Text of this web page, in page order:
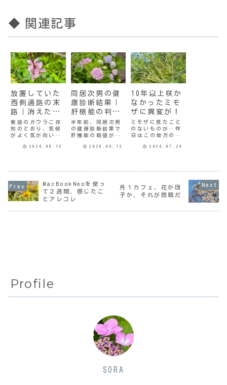
◆ 関連記事
放置していた
西側通路の末
路｜消えた散
水栓
東庭のガウラご存
知のとおり、気候
がよく気が向いた
ょっとだけ作業を
ペースがあって、
そこに木や花が植
えてある。南側は
主に父が植えた樹
2026.06.15
同居次男の健
康診断結果｜
肝機能の判定
がEからAに
半年前、同居次男
の健康診断結果で
肝機能の数値が
ったのに、本人は
肝だろうと思っ
て、脂肪肝だと薬
では対処できない
らしいので、とに
2026.06.12
10年以上咲か
なかったミモ
ザに異変が！
ミモザに見たこと
のないものが…昨
日はこの地方の最
ったそうだ。7月と
ダ言うのは憚られ
るけど。そして昨
2026.07.24
MacBookNeoを使っ
て２週間、感じたこ
とアレコレ
月１カフェ、花か団
子か、それが問題だ
Profile
SORA